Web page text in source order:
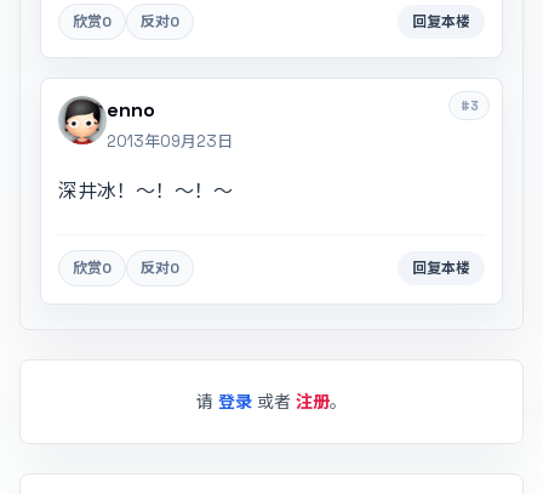
欣赏0 反对0 回复本楼
#3
enno
2013年09月23日
深井冰！～！～！～
欣赏0 反对0 回复本楼
请 登录 或者 注册。